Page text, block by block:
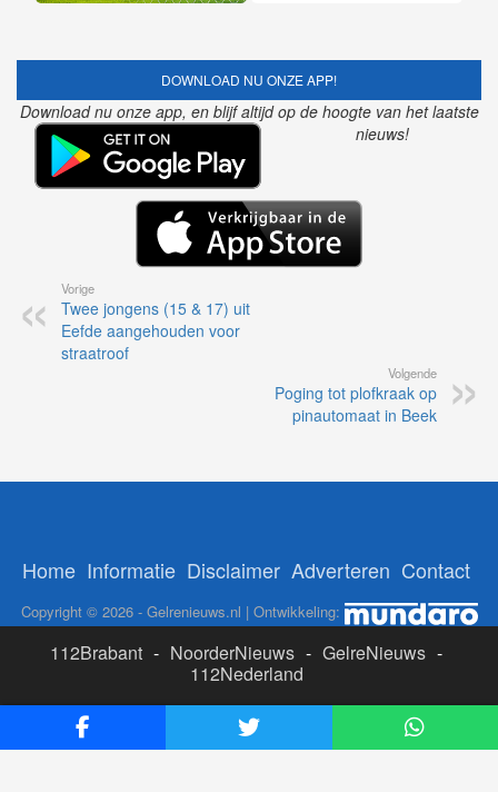
DOWNLOAD NU ONZE APP!
Download nu onze app, en blijf altijd op de hoogte van het laatste
nieuws!
Vorige
Twee jongens (15 & 17) uit
Eefde aangehouden voor
straatroof
Volgende
Poging tot plofkraak op
pinautomaat in Beek
Home Informatie Disclaimer Adverteren Contact
Copyright © 2026 - Gelrenieuws.nl | Ontwikkeling:
112Brabant - NoorderNieuws - GelreNieuws -
112Nederland
ADS:
Likesbet Casino-OnlineCasinoReports.nl-